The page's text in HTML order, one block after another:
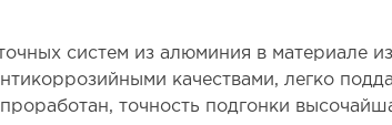
систем из алюминия в материале
качествами, легко
точность подгонки